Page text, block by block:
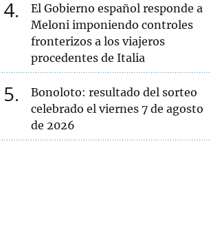
4
El Gobierno español responde a
Meloni imponiendo controles
fronterizos a los viajeros
procedentes de Italia
5
Bonoloto: resultado del sorteo
celebrado el viernes 7 de agosto
de 2026